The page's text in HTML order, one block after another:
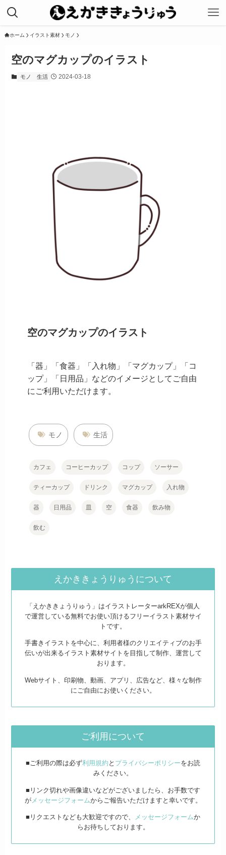
ホーム イラスト素材 モノ
空のマグカップのイラスト
モノ 生活 2024-03-18
空のマグカップのイラスト
「器」「食器」「入れ物」「マグカップ」「コ
ップ」「日用品」などのイメージとしてご自由
にご利用いただけます。
モノ 生活
カフェ コーヒーカップ コップ ソーサー
ティーカップ ドリンク マグカップ 入れ物
器 日用品 皿 空 食器 飲み物
飲む
えかききょうりゅうについて
「えかききょうりゅう」はイラストレーターarkREXが個人
で運営している無料でお使い頂けるフリーイラスト素材サイ
トです。
手書きイラストを中心に、利用者様のクリエイティブのお手
伝いが出来るイラスト素材サイトを目指して制作、運営して
おります。
Webサイト、印刷物、動画、アプリ、広告など、様々な制作
にご自由にお使いください。
ご利用について
■ご利用の際は必ず利用規約 と プライバシーポリシーをお読
みください。
■リンク切れや画像違いなどがございましたら、お手数です
がメッセージフォームからご報告いただけますと幸いです。
■リクエストなども大歓迎ですので、 メッセージフォームか
らお待ちしております。